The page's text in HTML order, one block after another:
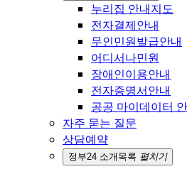
누리집 안내지도
전자결제안내
무인민원발급안내
어디서나민원
장애인이용안내
전자증명서안내
공공 마이데이터
자주 묻는 질문
상담예약
정부24 소개 목록 펼치기